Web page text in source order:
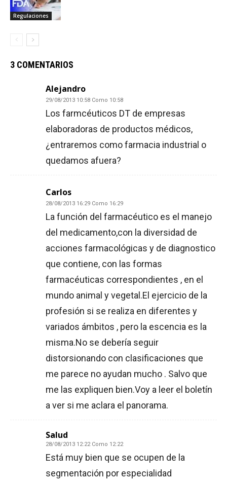
Regulaciones
3 COMENTARIOS
Alejandro
29/08/2013 10:58 Como 10:58
Los farmcéuticos DT de empresas
elaboradoras de productos médicos,
¿entraremos como farmacia industrial o
quedamos afuera?
Carlos
28/08/2013 16:29 Como 16:29
La función del farmacéutico es el manejo
del medicamento,con la diversidad de
acciones farmacológicas y de diagnostico
que contiene, con las formas
farmacéuticas correspondientes , en el
mundo animal y vegetal.El ejercicio de la
profesión si se realiza en diferentes y
variados ámbitos , pero la escencia es la
misma.No se debería seguir
distorsionando con clasificaciones que
me parece no ayudan mucho . Salvo que
me las expliquen bien.Voy a leer el boletín
a ver si me aclara el panorama.
Salud
28/08/2013 12:22 Como 12:22
Está muy bien que se ocupen de la
segmentación por especialidad